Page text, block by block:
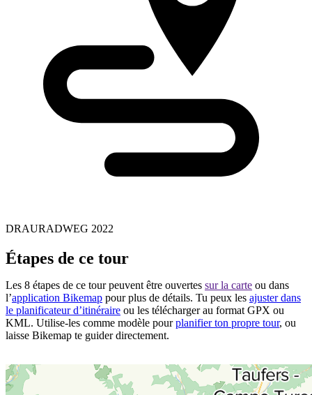
DRAURADWEG 2022
Étapes de ce tour
Les 8 étapes de ce tour peuvent être ouvertes sur la carte ou dans
l’application Bikemap pour plus de détails. Tu peux les ajuster dans
le planificateur d’itinéraire ou les télécharger au format GPX ou
KML. Utilise-les comme modèle pourplanifier ton propre tour, ou
laisse Bikemap te guider directement.